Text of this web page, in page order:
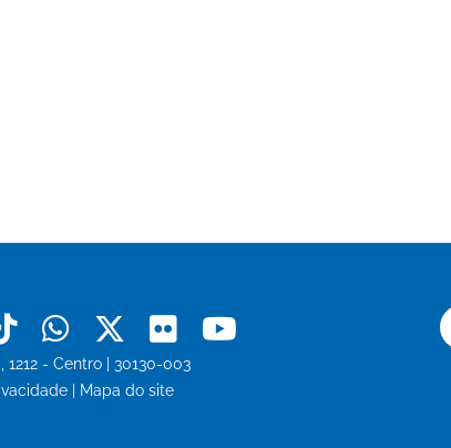
TiktokWhatsapp
X Flickr
1212 - Centro | 30130-003
Mapa do site